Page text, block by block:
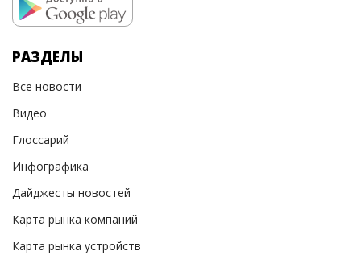
РАЗДЕЛЫ
Все новости
Видео
Глоссарий
Инфографика
Дайджесты новостей
Карта рынка компаний
Карта рынка устройств